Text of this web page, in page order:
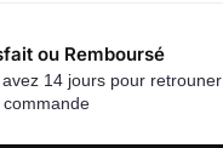
ou Remboursé
avez 14 jours pour retrouner